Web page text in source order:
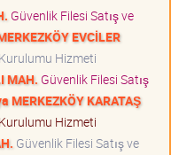
Güvenlik Filesi Satış ve
EVCİLER
Hizmeti
MAH. Güvenlik Filesi Satış
MERKEZKÖY KARATAŞ
Hizmeti
Güvenlik Filesi Satış ve